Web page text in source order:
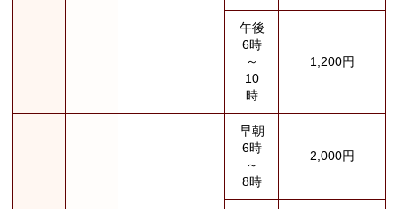
午後
6時
～
10
時
1,200円
早朝
6時
～
8時
2,000円